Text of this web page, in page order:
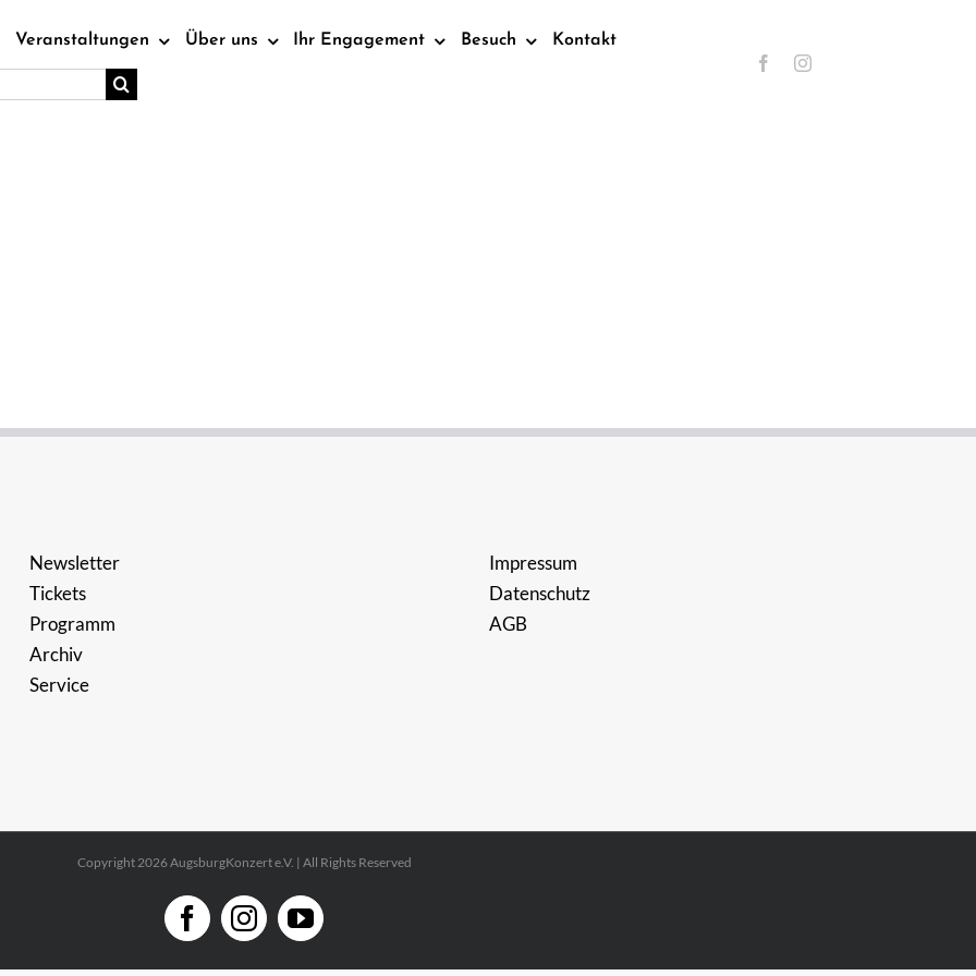
Veranstaltungen Über uns Ihr Engagement Besuch Kontakt
Newsletter
Tickets
Programm
Archiv
Service
Impressum
Datenschutz
AGB
Copyright 2026 AugsburgKonzert e.V. | All Rights Reserved
FacebookInstagramYouTube